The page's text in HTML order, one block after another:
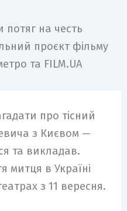
про тісний
з Києвом —
та викладав.
митця в Україні
з 11 вересня.